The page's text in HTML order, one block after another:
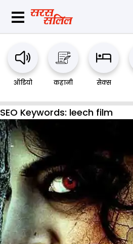
ऑडियो कहानी सेक्स
SEO Keywords: leech film